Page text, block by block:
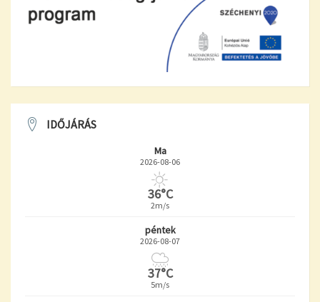
IDŐJÁRÁS
Ma
2026-08-06
36°C
2m/s
péntek
2026-08-07
37°C
5m/s